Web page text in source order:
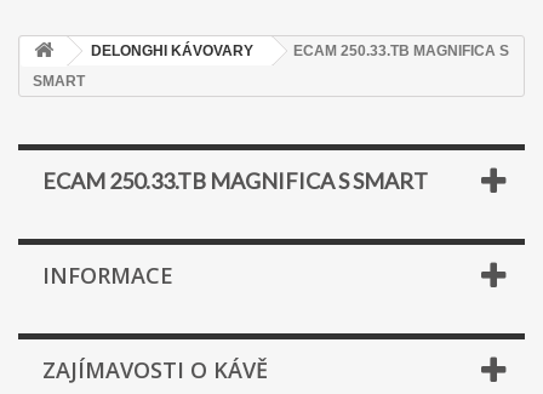
DELONGHI KÁVOVARY
ECAM 250.33.TB MAGNIFICA S
SMART
ECAM 250.33.TB MAGNIFICA S SMART
INFORMACE
ZAJÍMAVOSTI O KÁVĚ